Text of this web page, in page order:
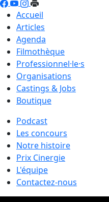
Accueil
Articles
Agenda
Filmothèque
Professionnel·le·s
Organisations
Castings & Jobs
Boutique
Podcast
Les concours
Notre histoire
Prix Cinergie
L'équipe
Contactez-nous